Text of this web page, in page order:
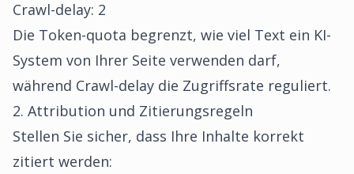
Crawl-delay: 2
Die Token-quota begrenzt, wie viel Text ein KI-
System von Ihrer Seite verwenden darf,
während Crawl-delay die Zugriffsrate reguliert.
2. Attribution und Zitierungsregeln
Stellen Sie sicher, dass Ihre Inhalte korrekt
zitiert werden: